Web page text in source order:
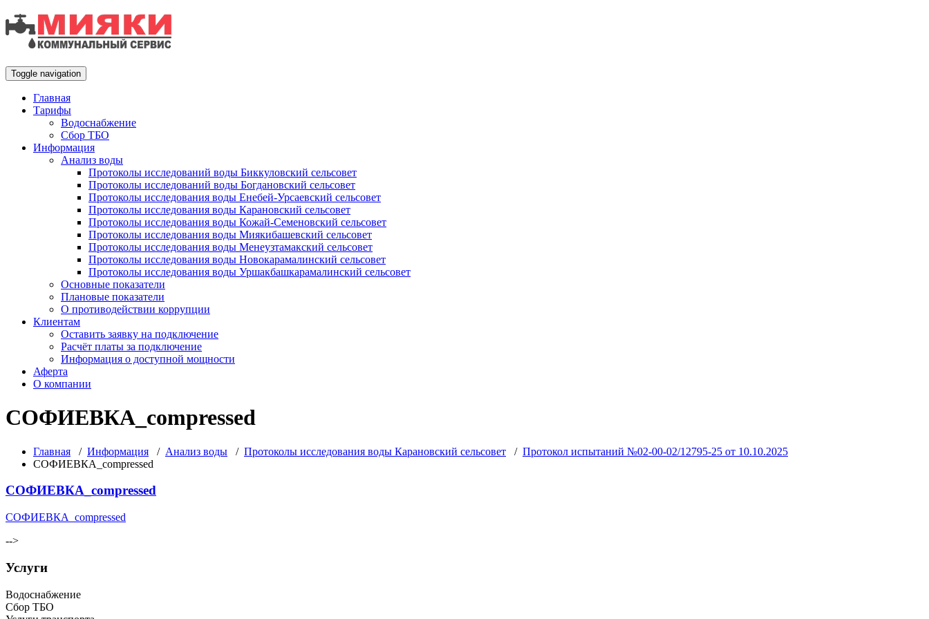
Toggle navigation
Главная
Тарифы
Водоснабжение
Сбор ТБО
Информация
Анализ воды
Протоколы исследований воды Биккуловский сельсовет
Протоколы исследований воды Богдановский сельсовет
Протоколы исследования воды Енебей-Урсаевский сельсовет
Протоколы исследования воды Карановский сельсовет
Протоколы исследования воды Кожай-Семеновский сельсовет
Протоколы исследования воды Миякибашевский сельсовет
Протоколы исследования воды Менеузтамакский сельсовет
Протоколы исследования воды Новокарамалинский сельсовет
Протоколы исследования воды Уршакбашкарамалинский сельсовет
Основные показатели
Плановые показатели
О противодействии коррупции
Клиентам
Оставить заявку на подключение
Расчёт платы за подключение
Информация о доступной мощности
Аферта
О компании
СОФИЕВКА_compressed
Главная / Информация / Анализ воды / Протоколы исследования воды Карановский сельсовет / Протокол испытаний №02-00-02/12795-25 от 10.10.2025
СОФИЕВКА_compressed
СОФИЕВКА_compressed
СОФИЕВКА_compressed
-->
Услуги
Водоснабжение
Сбор ТБО